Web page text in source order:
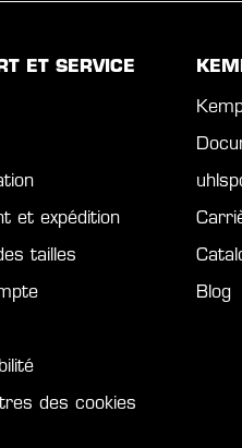
ET SERVICE
et expédition
tailles
des cookies
Blog